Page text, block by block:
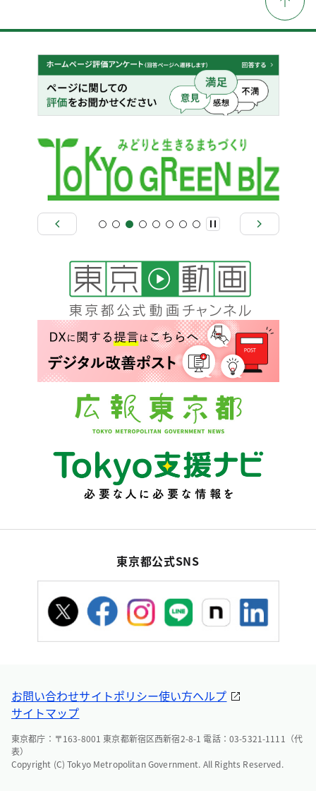
東京都公式SNS
お問い合わせサイトポリシー使い方ヘルプ
サイトマップ
東京都庁：〒163-8001 東京都新宿区西新宿2-8-1 電話：03-5321-1111（代
表）
Copyright (C) Tokyo Metropolitan Government. All Rights Reserved.